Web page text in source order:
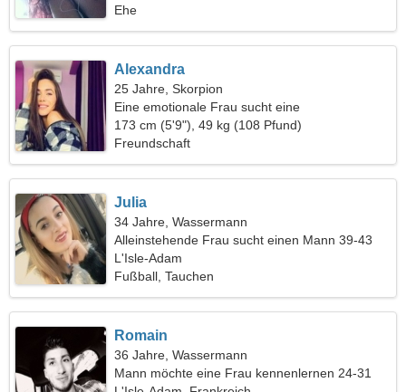
Ehe
Alexandra
25 Jahre, Skorpion
Eine emotionale Frau sucht eine
Liebesbeziehung
173 cm (5'9"), 49 kg (108 Pfund)
Freundschaft
Julia
34 Jahre, Wassermann
Alleinstehende Frau sucht einen Mann 39-43
L'Isle-Adam
Fußball, Tauchen
Romain
36 Jahre, Wassermann
Mann möchte eine Frau kennenlernen 24-31